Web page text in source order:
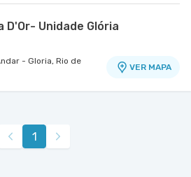
D'Or- Unidade Glória
- Gloria, Rio de
VER MAPA
1